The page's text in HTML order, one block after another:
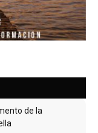
de la